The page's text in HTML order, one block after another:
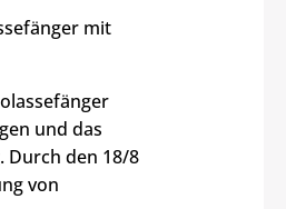
mit
und das
Durch den 18/8
von